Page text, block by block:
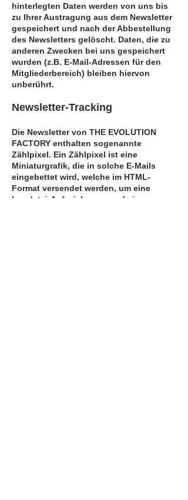
hinterlegten Daten werden von uns bis
zu Ihrer Austragung aus dem Newsletter
gespeichert und nach der Abbestellung
des Newsletters gelöscht. Daten, die zu
anderen Zwecken bei uns gespeichert
wurden (z.B. E-Mail-Adressen für den
Mitgliederbereich) bleiben hiervon
unberührt.
Newsletter-Tracking
Die Newsletter von THE EVOLUTION
FACTORY enthalten sogenannte
Zählpixel. Ein Zählpixel ist eine
Miniaturgrafik, die in solche E-Mails
eingebettet wird, welche im HTML-
Format versendet werden, um eine
Logdatei-Aufzeichnung und eine